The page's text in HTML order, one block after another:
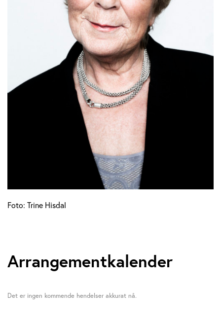
Foto: Trine Hisdal
Arrangementkalender
Det er ingen kommende hendelser akkurat nå.